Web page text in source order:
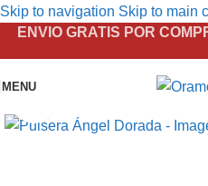
Skip to navigation Skip to main
ENVIO GRATIS POR
MENU